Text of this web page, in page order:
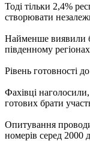
Тоді тільки 2,4%
створювати
Найменше виявили
південному
Рівень готовності
Фахівці
готових брати
Опитування
номерів серед 2000